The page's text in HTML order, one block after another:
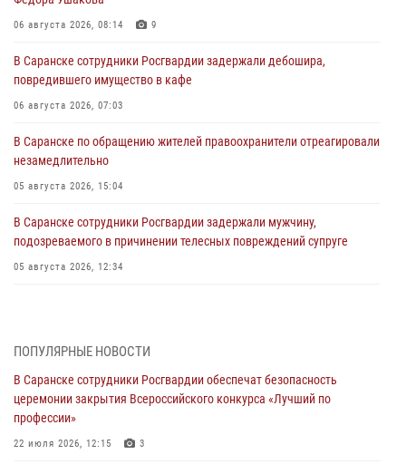
06 августа 2026, 08:14 9
В Саранске сотрудники Росгвардии задержали дебошира,
повредившего имущество в кафе
06 августа 2026, 07:03
В Саранске по обращению жителей правоохранители отреагировали
незамедлительно
05 августа 2026, 15:04
В Саранске сотрудники Росгвардии задержали мужчину,
подозреваемого в причинении телесных повреждений супруге
05 августа 2026, 12:34
05 августа 2026, 09:04 4
Помощь из Мордовии защитникам Отечества: центр лицензионно-
разрешительной работы передал очередную партию вооружения в
зону СВО
04 августа 2026, 11:13
ПОПУЛЯРНЫЕ НОВОСТИ
В Саранске сотрудники Росгвардии обеспечат безопасность
церемонии закрытия Всероссийского конкурса «Лучший по
профессии»
22 июля 2026, 12:15 3